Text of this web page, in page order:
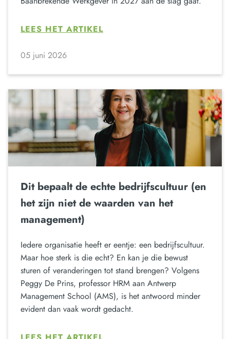
LEES HET ARTIKEL
05 juni 2026
Dit bepaalt de echte bedrijfscultuur (en
het zijn niet de waarden van het
management)
Iedere organisatie heeft er eentje: een bedrijfscultuur.
Maar hoe sterk is die echt? En kan je die bewust
sturen of veranderingen tot stand brengen? Volgens
Peggy De Prins, professor HRM aan Antwerp
Management School (AMS), is het antwoord minder
evident dan vaak wordt gedacht.